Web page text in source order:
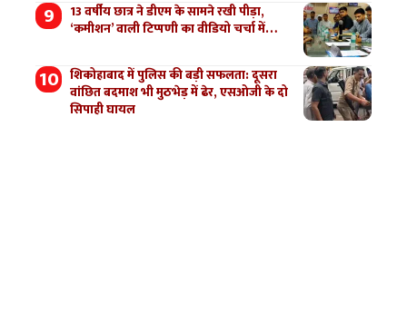
13 वर्षीय छात्र ने डीएम के सामने रखी पीड़ा,
‘कमीशन’ वाली टिप्पणी का वीडियो चर्चा में…
शिकोहाबाद में पुलिस की बड़ी सफलता: दूसरा
वांछित बदमाश भी मुठभेड़ में ढेर, एसओजी के दो
सिपाही घायल